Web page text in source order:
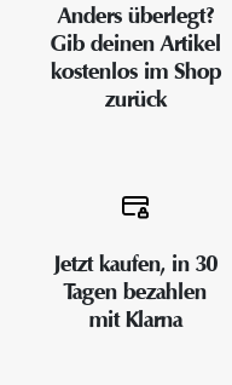
Anders überlegt?
Gib deinen Artikel
kostenlos im Shop
zurück
Jetzt kaufen, in 30
Tagen bezahlen
mit Klarna